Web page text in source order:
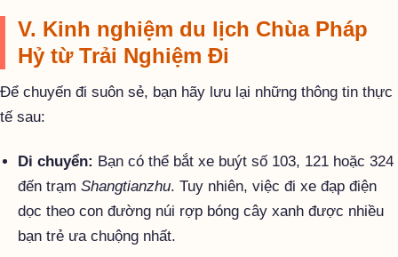
V. Kinh nghiệm du lịch Chùa Pháp
Hỷ từ Trải Nghiệm Đi
Để chuyến đi suôn sẻ, bạn hãy lưu lại những thông tin thực
tế sau:
Di chuyển: Bạn có thể bắt xe buýt số 103, 121 hoặc 324
đến trạmShangtianzhu. Tuy nhiên, việc đi xe đạp điện
dọc theo con đường núi rợp bóng cây xanh được nhiều
bạn trẻ ưa chuộng nhất.